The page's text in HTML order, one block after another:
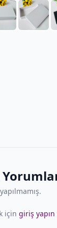
için giriş yapın